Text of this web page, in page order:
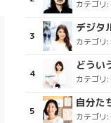
カテゴリ:
カテゴリ:
カテゴリ:
カテゴリ: